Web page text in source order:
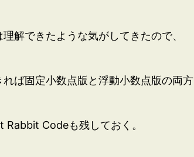
解できたような気がしてきたので、
ば固定小数点版と浮動小数点版の両方
Codeも残しておく。